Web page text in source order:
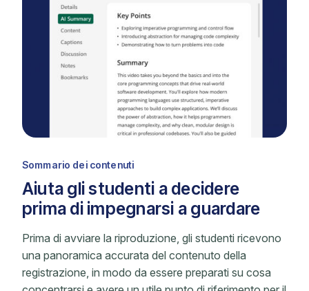
Sommario dei contenuti
Aiuta gli studenti a decidere
prima di impegnarsi a guardare
Prima di avviare la riproduzione, gli studenti ricevono
una panoramica accurata del contenuto della
registrazione, in modo da essere preparati su cosa